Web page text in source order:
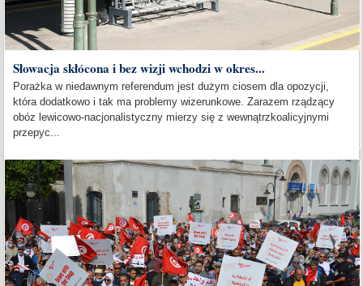
Słowacja skłócona i bez wizji wchodzi w okres...
Porażka w niedawnym referendum jest dużym ciosem dla opozycji,
która dodatkowo i tak ma problemy wizerunkowe. Zarazem rządzący
obóz lewicowo-nacjonalistyczny mierzy się z wewnątrzkoalicyjnymi
przepyc...